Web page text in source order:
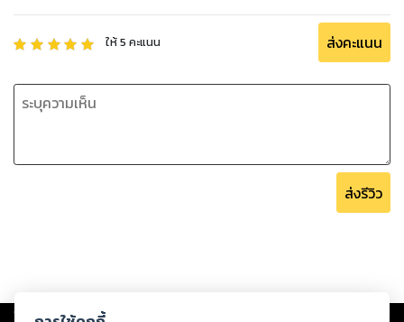
เกิดขึ้นกับลูกค้าแล้ว มันก็จะเป็นจุดสำคัญที่ทำให้การตลาดซื้อใจ
ลูกค้าได้นั่นเองครับ
ให้5 คะแนน ส่งคะแนน
ส่งรีวิว
Copyright © 2026